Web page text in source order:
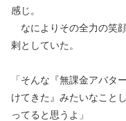
感じ。
なによりその全力の笑
剌としていた。
「そんな『無課金アバタ
けてきた』みたいなこと
ってると思うよ」